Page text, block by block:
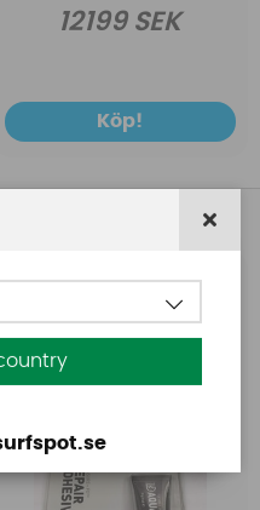
12199 SEK
Köp!
även
Aquasure FD